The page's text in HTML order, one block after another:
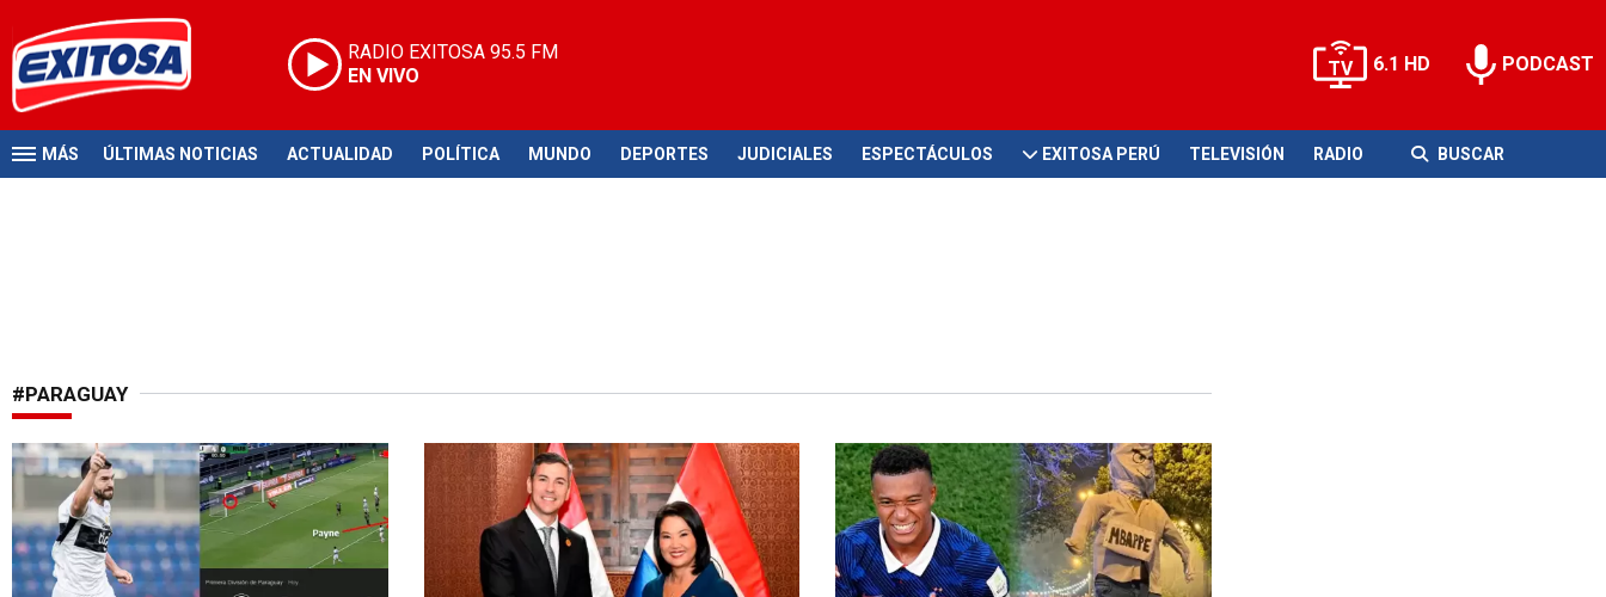
RADIO EXITOSA 95.5 FM
EN VIVO
6.1 HD PODCAST
MÁS ÚLTIMAS NOTICIAS ACTUALIDAD POLÍTICA MUNDO DEPORTES JUDICIALES ESPECTÁCULOS EXITOSA PERÚ TELEVISIÓN RADIO BUSCAR
#PARAGUAY
Debut soñado Reunión bilateral No lo quieren